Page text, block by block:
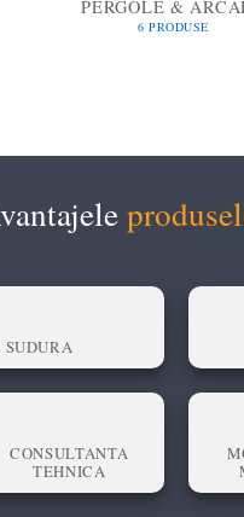
PERGOLE &
6 PRODUSE
SUDURA
CONSULTANTA
TEHNICA